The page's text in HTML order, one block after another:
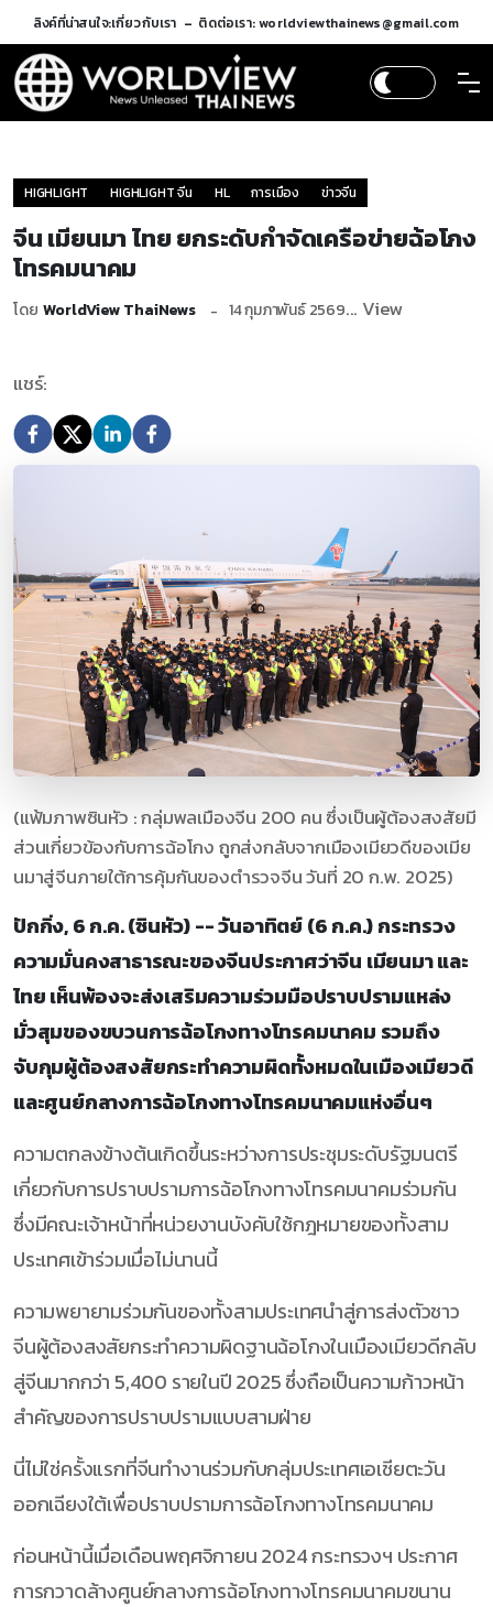
ลิงค์ที่น่าสนใจ:เกี่ยวกับเรา ติดต่อเรา: worldviewthainews@gmail.com
HIGHLIGHT HIGHLIGHT จีน HL การเมือง ข่าวจีน
จีน เมียนมา ไทย ยกระดับกำจัดเครือข่ายฉ้อโกง
โทรคมนาคม
โดย WorldView ThaiNews 14 กุมภาพันธ์ 2569... View
แชร์:
(แฟ้มภาพซินหัว : กลุ่มพลเมืองจีน 200 คน ซึ่งเป็นผู้ต้องสงสัยมี
ส่วนเกี่ยวข้องกับการฉ้อโกง ถูกส่งกลับจากเมืองเมียวดีของเมีย
นมาสู่จีนภายใต้การคุ้มกันของตำรวจจีน วันที่ 20 ก.พ. 2025)
ปักกิ่ง, 6 ก.ค. (ซินหัว) -- วันอาทิตย์ (6 ก.ค.) กระทรวง
ความมั่นคงสาธารณะของจีนประกาศว่าจีน เมียนมา และ
ไทย เห็นพ้องจะส่งเสริมความร่วมมือปราบปรามแหล่ง
มั่วสุมของขบวนการฉ้อโกงทางโทรคมนาคม รวมถึง
จับกุมผู้ต้องสงสัยกระทำความผิดทั้งหมดในเมืองเมียวดี
และศูนย์กลางการฉ้อโกงทางโทรคมนาคมแห่งอื่นๆ
ความตกลงข้างต้นเกิดขึ้นระหว่างการประชุมระดับรัฐมนตรี
เกี่ยวกับการปราบปรามการฉ้อโกงทางโทรคมนาคมร่วมกัน
ซึ่งมีคณะเจ้าหน้าที่หน่วยงานบังคับใช้กฎหมายของทั้งสาม
ประเทศเข้าร่วมเมื่อไม่นานนี้
ความพยายามร่วมกันของทั้งสามประเทศนำสู่การส่งตัวชาว
จีนผู้ต้องสงสัยกระทำความผิดฐานฉ้อโกงในเมืองเมียวดีกลับ
สู่จีนมากกว่า 5,400 รายในปี 2025 ซึ่งถือเป็นความก้าวหน้า
สำคัญของการปราบปรามแบบสามฝ่าย
นี่ไม่ใช่ครั้งแรกที่จีนทำงานร่วมกับกลุ่มประเทศเอเชียตะวัน
ออกเฉียงใต้เพื่อปราบปรามการฉ้อโกงทางโทรคมนาคม
ก่อนหน้านี้เมื่อเดือนพฤศจิกายน 2024 กระทรวงฯ ประกาศ
การกวาดล้างศูนย์กลางการฉ้อโกงทางโทรคมนาคมขนาน